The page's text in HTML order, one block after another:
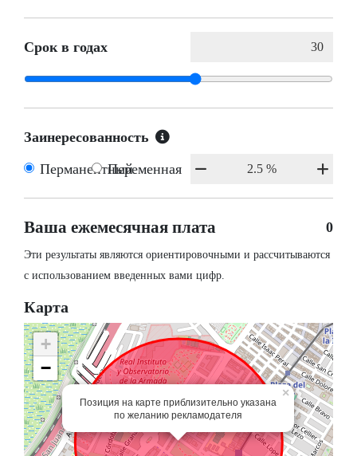
Срок в годах
Заинересованность
ПерманентныйПеременная
Ваша ежемесячная плата 0
Эти результаты являются ориентировочными и рассчитываются
с использованием введенных вами цифр.
Карта
Позиция на карте приблизительно указана
по желанию рекламодателя
×
+
−